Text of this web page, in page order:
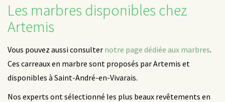
Les marbres disponibles chez
Artemis
Vous pouvez aussi consulter notre page dédiée aux marbres.
Ces carreaux en marbre sont proposés par Artemis et
disponibles à Saint-André-en-Vivarais.
Nos experts ont sélectionné les plus beaux revêtements en